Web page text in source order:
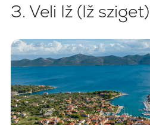
3. Veli Iž (Iž sziget)